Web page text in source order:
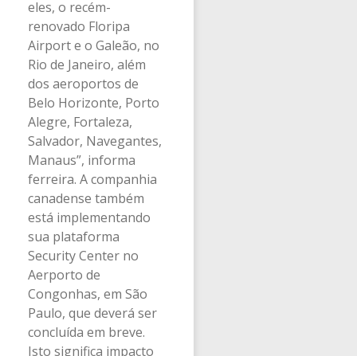
eles, o recém-
renovado Floripa
Airport e o Galeão, no
Rio de Janeiro, além
dos aeroportos de
Belo Horizonte, Porto
Alegre, Fortaleza,
Salvador, Navegantes,
Manaus”, informa
ferreira. A companhia
canadense também
está implementando
sua plataforma
Security Center no
Aerporto de
Congonhas, em São
Paulo, que deverá ser
concluída em breve.
Isto significa impacto